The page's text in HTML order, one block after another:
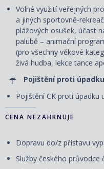
Volné využití veřejných
a jiných sportovně-
plážových osušek, účast
palubě – animační
(pro všechny věkové
živá hudba, lekce tance
Pojištění proti
Pojištění CK proti úpadku
CENA NEZAHRNUJE
Dopravu do/z přístavu
Služby českého průvodce